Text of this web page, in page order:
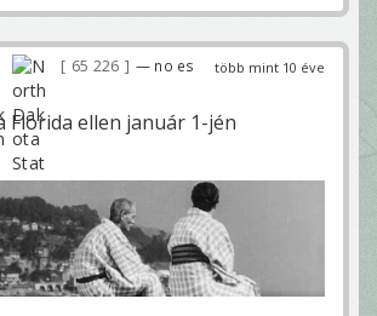
több mint 10 éve
65 226
— no es
Florida ellen január 1-jén